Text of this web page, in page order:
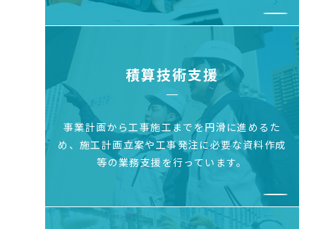
積算技術支援
事業計画から工事施工までを円滑に進めるた
め、施工計画立案や工事発注に必要な資料作成
等の業務支援を行っています。